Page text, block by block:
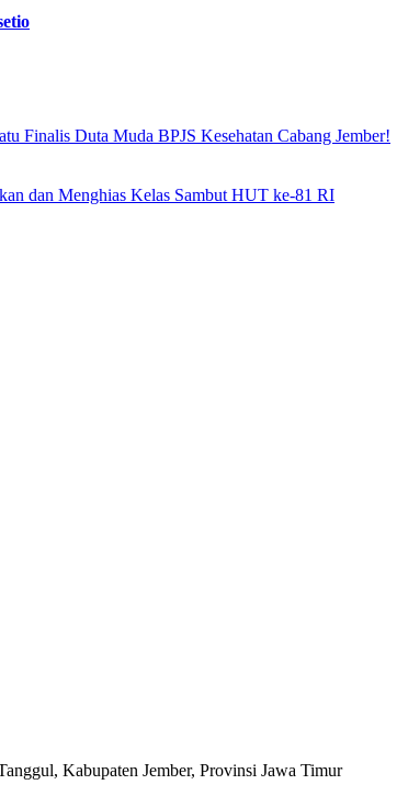
Finalis Duta Muda BPJS Kesehatan Cabang Jember!
dan Menghias Kelas Sambut HUT ke-81 RI
Kabupaten Jember, Provinsi Jawa Timur